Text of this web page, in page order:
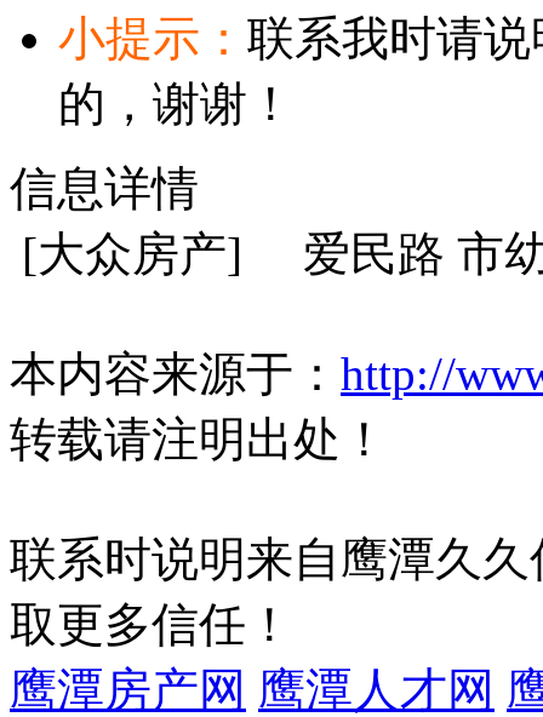
小提示： 联系我时请
的，谢谢！
信息详情
[大众房产] 爱民路 市
本内容来源于： http://
转载请注明出处！
联系时说明来自鹰潭久久
取更多信任！
鹰潭房产网 鹰潭人才网